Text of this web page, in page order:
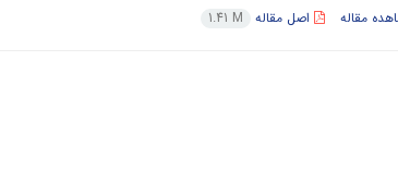
مقاله اصل مقاله 1.41 M